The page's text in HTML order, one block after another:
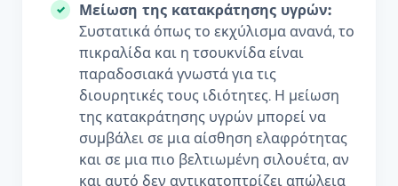
Μείωση της κατακράτησης υγρών:
Συστατικά όπως το εκχύλισμα ανανά, το
πικραλίδα και η τσουκνίδα είναι
παραδοσιακά γνωστά για τις
διουρητικές τους ιδιότητες. Η μείωση
της κατακράτησης υγρών μπορεί να
συμβάλει σε μια αίσθηση ελαφρότητας
και σε μια πιο βελτιωμένη σιλουέτα, αν
και αυτό δεν αντικατοπτρίζει απώλεια